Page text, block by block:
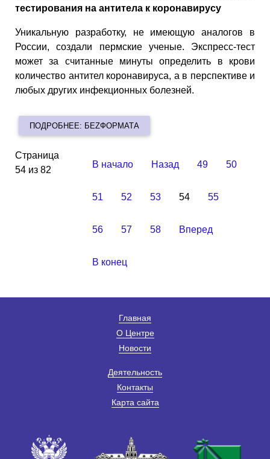
тестирования на антитела к коронавирусу
Уникальную разработку, не имеющую аналогов в
России, создали пермские ученые. Экспресс-тест
может за считанные минуты определить в крови
количество антител коронавируса, а в перспективе и
любых других инфекционных болезней.
ПОДРОБНЕЕ: БЕZФОРМАТА
Страница
54 из 82
В начало Назад 49 50
51 52 53 54 55
56 57 58 Вперед
В конец
Главная
О Центре
Новости
Деятельность
Контакты
Карта сайта